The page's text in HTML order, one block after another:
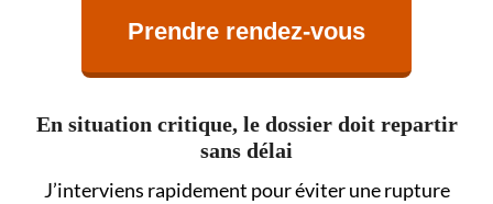
Prendre rendez-vous
En situation critique, le dossier doit repartir
sans délai
J’interviens rapidement pour éviter une rupture